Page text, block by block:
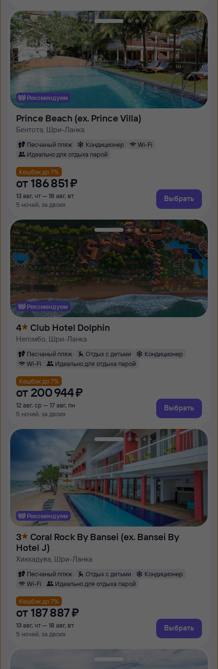
Рекомендуем
Prince Beach (ex. Prince Villa)
Бентота, Шри-Ланка
Песчаный пляж Кондиционер
Wi-Fi
Идеально для отдыха парой
Кешбэк до 7%
от 186 ⁠851 ⁠₽
13 авг, чт — 18 авг, вт
5 ночей, за двоих
Выбрать
Рекомендуем
4 Club Hotel Dolphin
Негомбо, Шри-Ланка
Песчаный пляж Отдых с детьми
Кондиционер
Wi-Fi
Идеально для отдыха парой
Кешбэк до 7%
от 200 ⁠944 ⁠₽
12 авг, ср — 17 авг, пн
5 ночей, за двоих
Выбрать
Рекомендуем
3
Coral Rock By Bansei (ех. Bansei By
Hotel J)
Хиккадува, Шри-Ланка
Песчаный пляж Отдых с детьми
Кондиционер
Wi-Fi
Идеально для отдыха парой
Кешбэк до 7%
от 187 ⁠887 ⁠₽
13 авг, чт — 18 авг, вт
5 ночей, за двоих
Выбрать